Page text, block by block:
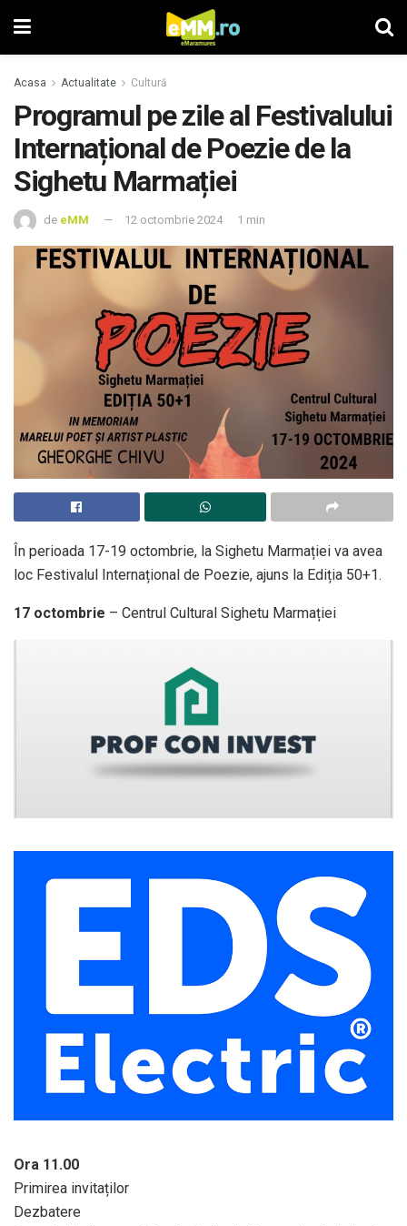
Acasa Actualitate Cultură
Programul pe zile al Festivalului
Internațional de Poezie de la
Sighetu Marmației
de eMM 12 octombrie 2024 1 min
În perioada 17-19 octombrie, la Sighetu Marmației va avea
loc Festivalul Internațional de Poezie, ajuns la Ediția 50+1.
17 octombrie – Centrul Cultural Sighetu Marmației
Ora 11.00
Primirea invitaților
Dezbatere